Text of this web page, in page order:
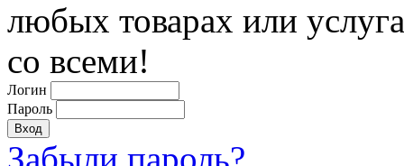
любых товарах или
со всеми!
Логин
Пароль